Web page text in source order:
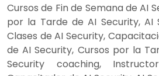
Cursos de Fin de Semana de AI
por la Tarde de AI Security,
Clases de AI Security,
de AI Security, Cursos por la
Security coaching,